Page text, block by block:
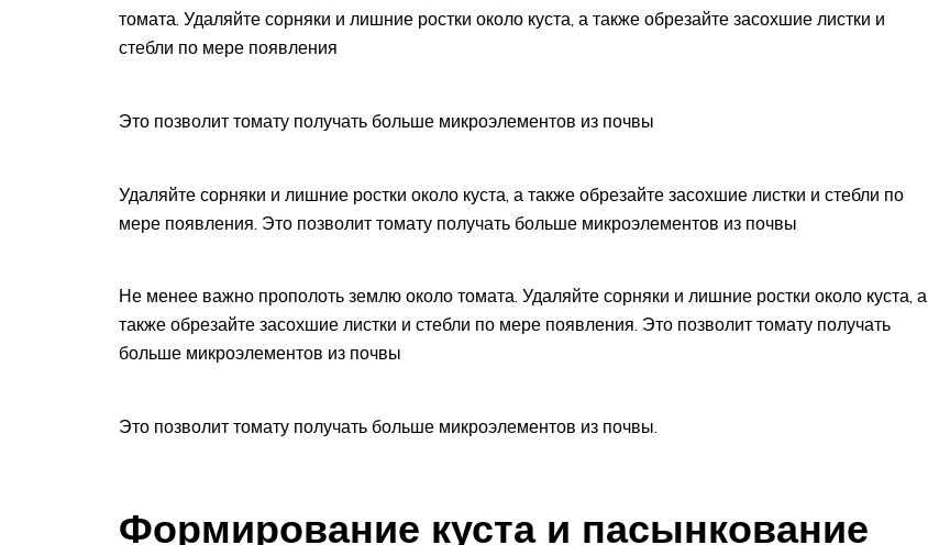
томата. Удаляйте сорняки и лишние ростки около куста, а также обрезайте засохшие листки и
стебли по мере появления
Это позволит томату получать больше микроэлементов из почвы
Удаляйте сорняки и лишние ростки около куста, а также обрезайте засохшие листки и стебли по
мере появления. Это позволит томату получать больше микроэлементов из почвы
Не менее важно прополоть землю около томата. Удаляйте сорняки и лишние ростки около куста, а
также обрезайте засохшие листки и стебли по мере появления. Это позволит томату получать
больше микроэлементов из почвы
Это позволит томату получать больше микроэлементов из почвы.
Формирование куста и пасынкование